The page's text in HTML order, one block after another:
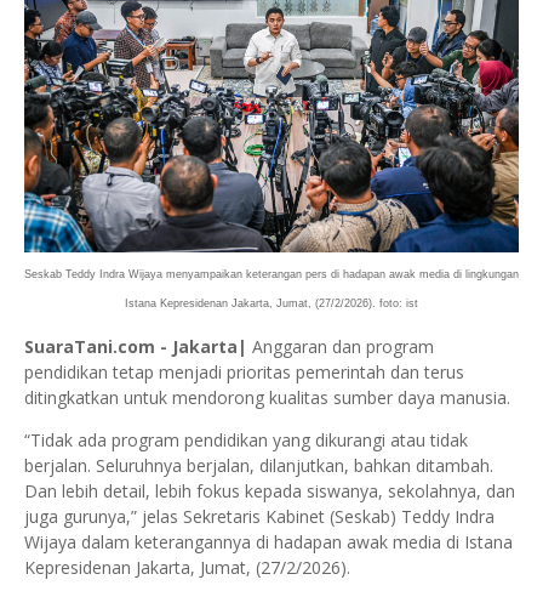
Seskab Teddy Indra Wijaya menyampaikan keterangan pers di hadapan awak media di lingkungan
Istana Kepresidenan Jakarta, Jumat, (27/2/2026). foto: ist
SuaraTani.com - Jakarta| Anggaran dan program
pendidikan tetap menjadi prioritas pemerintah dan terus
ditingkatkan untuk mendorong kualitas sumber daya manusia.
“Tidak ada program pendidikan yang dikurangi atau tidak
berjalan. Seluruhnya berjalan, dilanjutkan, bahkan ditambah.
Dan lebih detail, lebih fokus kepada siswanya, sekolahnya, dan
juga gurunya,” jelas Sekretaris Kabinet (Seskab) Teddy Indra
Wijaya dalam keterangannya di hadapan awak media di Istana
Kepresidenan Jakarta, Jumat, (27/2/2026).